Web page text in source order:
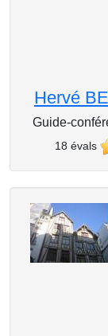
Hervé
Guide-
18 évals